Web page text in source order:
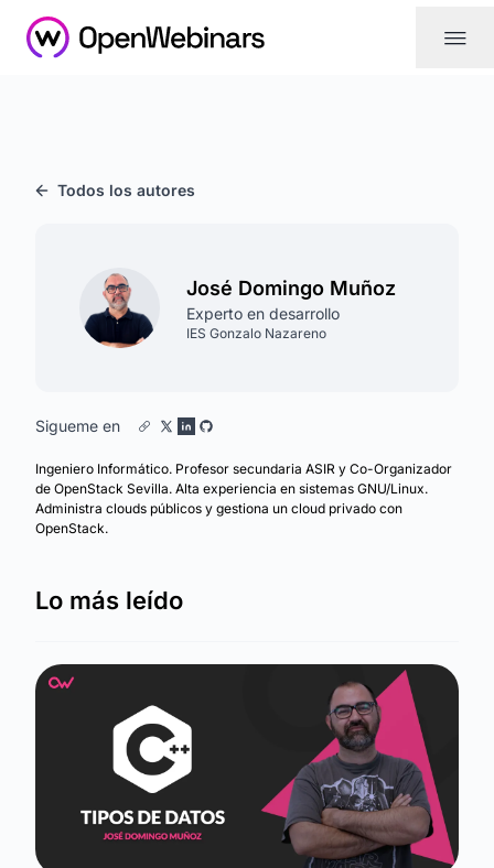
|||
Todos los autores
José Domingo Muñoz
Experto en desarrollo
IES Gonzalo Nazareno
Sigueme en
Ingeniero Informático. Profesor secundaria ASIR y Co-Organizador
de OpenStack Sevilla. Alta experiencia en sistemas GNU/Linux.
Administra clouds públicos y gestiona un cloud privado con
OpenStack.
Lo más leído